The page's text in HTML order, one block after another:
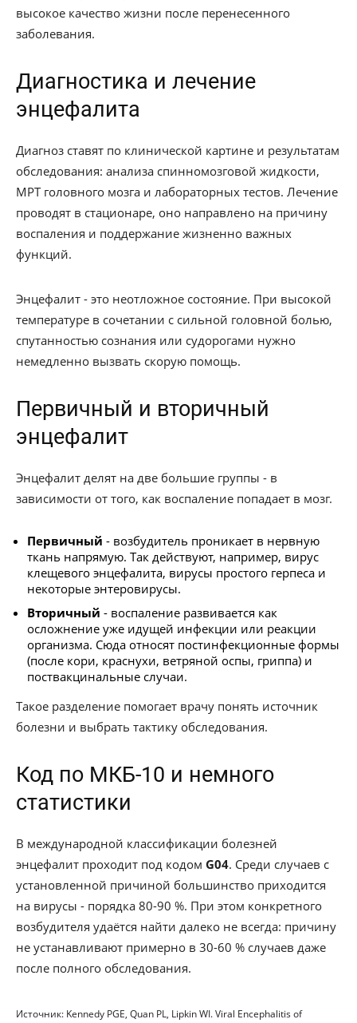
высокое качество жизни после перенесенного
заболевания.
Диагностика и лечение
энцефалита
Диагноз ставят по клинической картине и результатам
обследования: анализа спинномозговой жидкости,
МРТ головного мозга и лабораторных тестов. Лечение
проводят в стационаре, оно направлено на причину
воспаления и поддержание жизненно важных
функций.
Энцефалит - это неотложное состояние. При высокой
температуре в сочетании с сильной головной болью,
спутанностью сознания или судорогами нужно
немедленно вызвать скорую помощь.
Первичный и вторичный
энцефалит
Энцефалит делят на две большие группы - в
зависимости от того, как воспаление попадает в мозг.
Первичный - возбудитель проникает в нервную
ткань напрямую. Так действуют, например, вирус
клещевого энцефалита, вирусы простого герпеса и
некоторые энтеровирусы.
Вторичный - воспаление развивается как
осложнение уже идущей инфекции или реакции
организма. Сюда относят постинфекционные формы
(после кори, краснухи, ветряной оспы, гриппа) и
поствакцинальные случаи.
Такое разделение помогает врачу понять источник
болезни и выбрать тактику обследования.
Код по МКБ-10 и немного
статистики
В международной классификации болезней
энцефалит проходит под кодом G04. Среди случаев с
установленной причиной большинство приходится
на вирусы - порядка 80-90 %. При этом конкретного
возбудителя удаётся найти далеко не всегда: причину
не устанавливают примерно в 30-60 % случаев даже
после полного обследования.
Источник: Kennedy PGE, Quan PL, Lipkin WI. Viral Encephalitis of